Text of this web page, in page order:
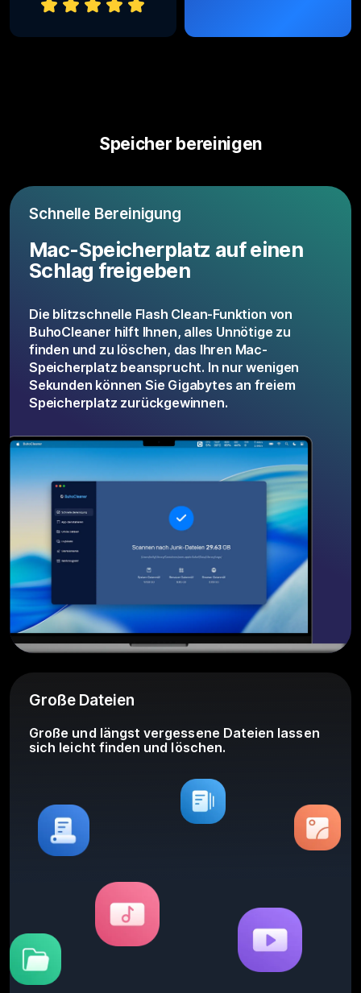
Speicher bereinigen
Schnelle Bereinigung
Mac-Speicherplatz auf einen
Schlag freigeben
Die blitzschnelle Flash Clean-Funktion von
BuhoCleaner hilft Ihnen, alles Unnötige zu
finden und zu löschen, das Ihren Mac-
Speicherplatz beansprucht. In nur wenigen
Sekunden können Sie Gigabytes an freiem
Speicherplatz zurückgewinnen.
Große Dateien
Große und längst vergessene Dateien lassen
sich leicht finden und löschen.